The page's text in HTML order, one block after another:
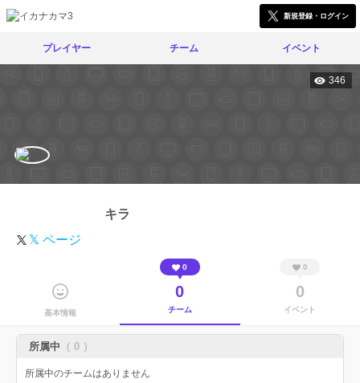
新規登録・ログイン
プレイヤー チーム イベント
346
キラ
𝕏 ページ
基本情報
0
0
チーム
0
0
イベント
所属中 （ 0 ）
所属中のチームはありません